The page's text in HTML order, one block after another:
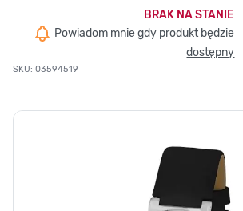
BRAK NA STANIE
Powiadom mnie gdy produkt będzie
dostępny
SKU: 03594519